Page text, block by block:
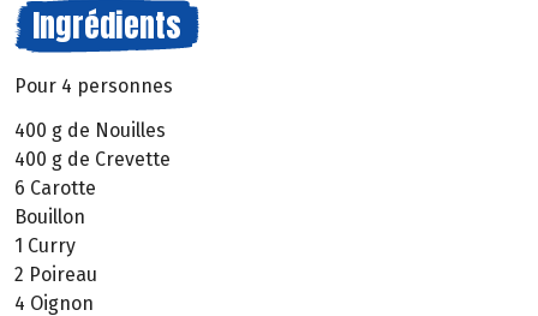
Ingrédients
Pour 4 personnes
400 g de Nouilles
400 g de Crevette
6 Carotte
Bouillon
1 Curry
2 Poireau
4 Oignon